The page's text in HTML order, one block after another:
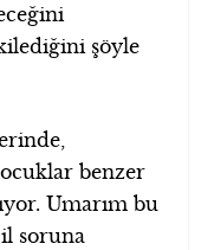
şöyle
benzer
Umarım bu
soruna